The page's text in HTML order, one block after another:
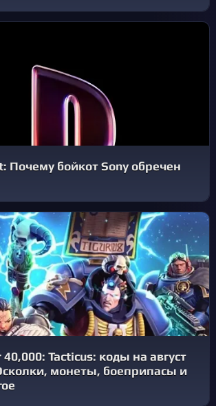
Почему бойкот Sony обречен
Tacticus: коды на август
монеты, боеприпасы и